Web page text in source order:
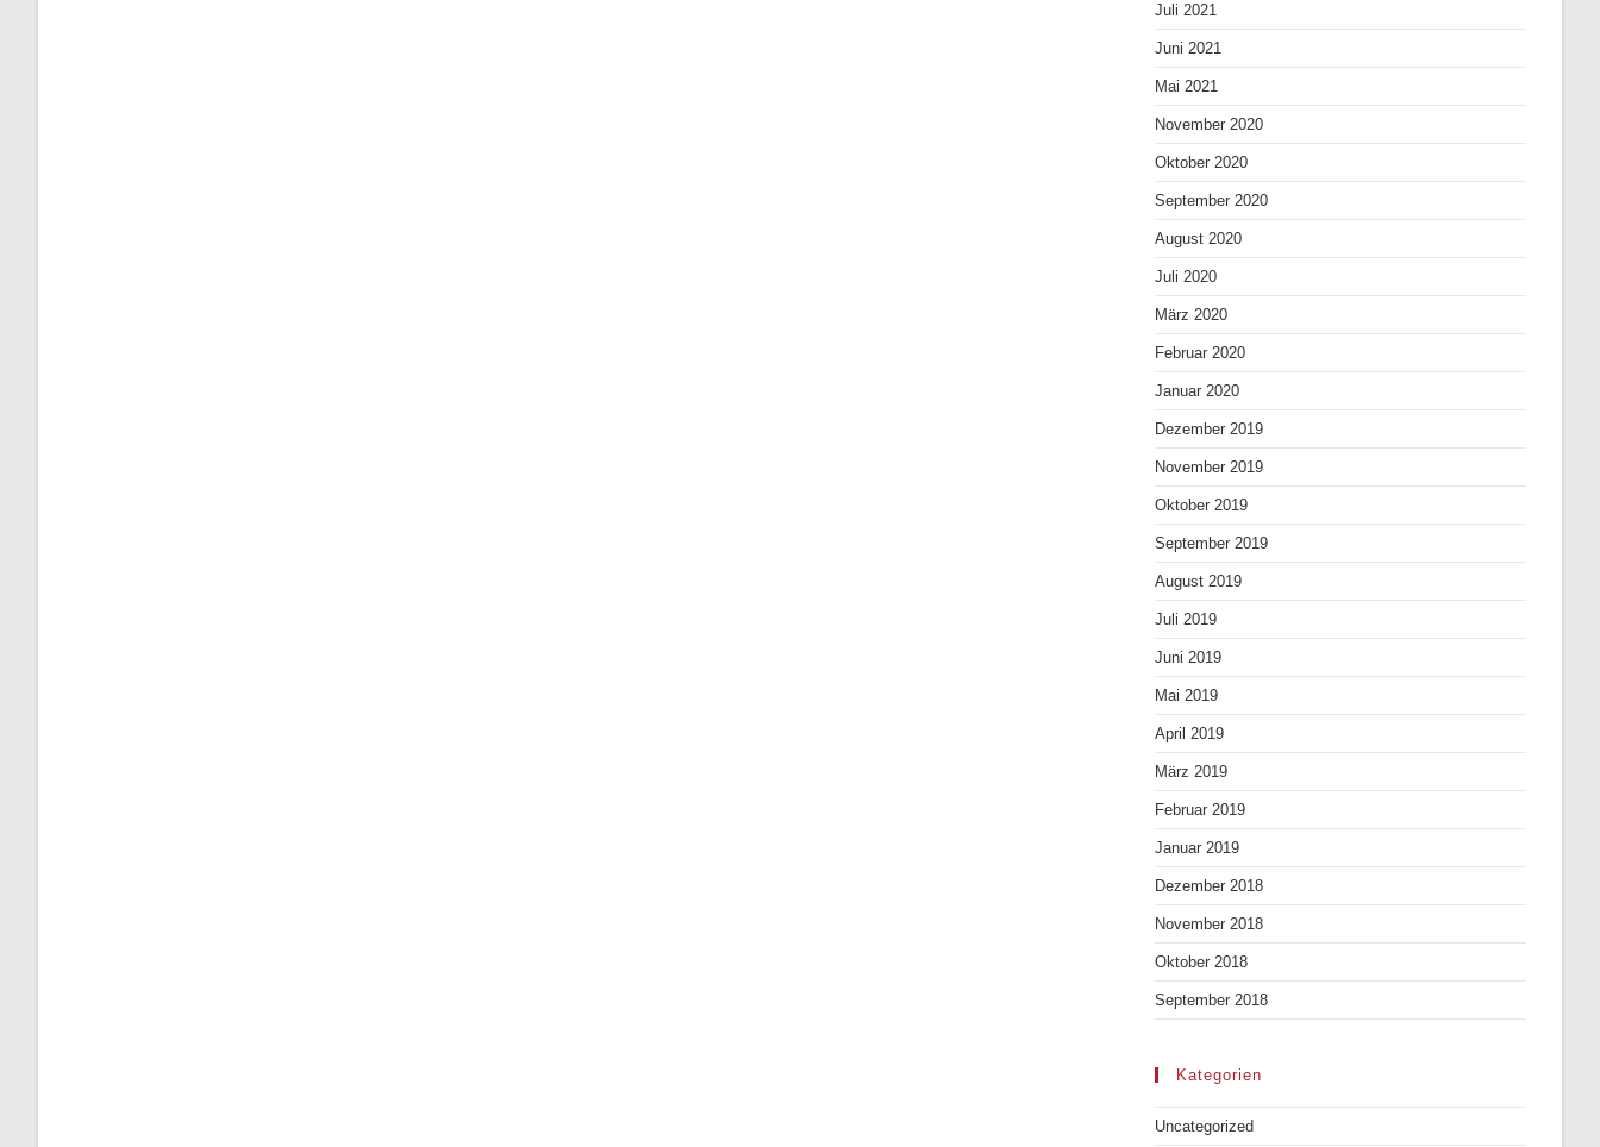
Juli 2021
Juni 2021
Mai 2021
November 2020
Oktober 2020
September 2020
August 2020
Juli 2020
März 2020
Februar 2020
Januar 2020
Dezember 2019
November 2019
Oktober 2019
September 2019
August 2019
Juli 2019
Juni 2019
Mai 2019
April 2019
März 2019
Februar 2019
Januar 2019
Dezember 2018
November 2018
Oktober 2018
September 2018
Kategorien
Uncategorized